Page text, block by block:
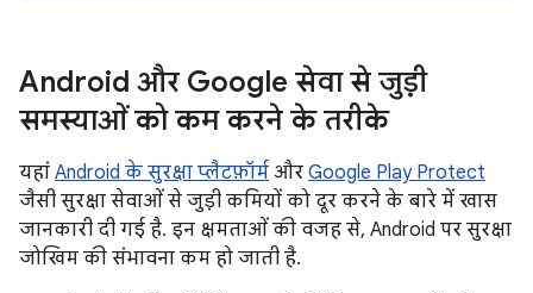
Android और Google सेवा से जुड़ी
समस्याओं को कम करने के तरीके
यहां Android के सुरक्षा प्लैटफ़ॉर्म और Google Play Protect
जैसी सुरक्षा सेवाओं से जुड़ी कमियों को दूर करने के बारे में खास
जानकारी दी गई है. इन क्षमताओं की वजह से, Android पर सुरक्षा
जोखिम की संभावना कम हो जाती है.